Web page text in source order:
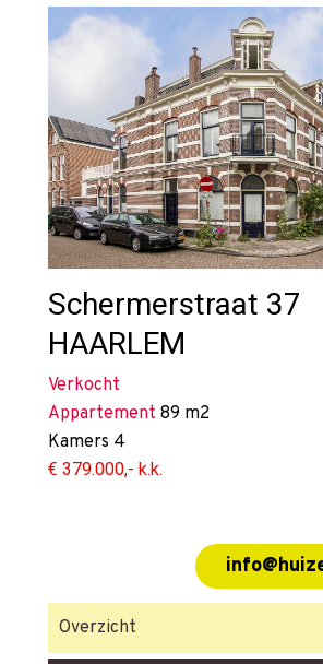
Schermerstraat 37
HAARLEM
Verkocht
Appartement 89 m2
Kamers 4
€ 379.000,- k.k.
Overzicht